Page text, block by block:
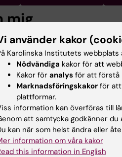
mig
Eirik Waelgaard Jacobsen,
för medicin i
om hur stamcellerna i
den friska blodbildningen
exempelvis leukemi.
använder kakor
Karolinska Institutets
Nödvändiga kakor för att
Kakor för analys för att förstå
Marknadsföringskakor för
plattformar.
information kan överföras till
att samtycka godkänner
kan när som helst ändra eller
information om våra kakor
this information in English